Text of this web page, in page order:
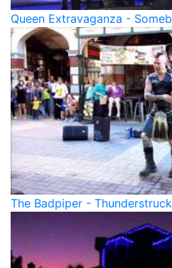
Queen Extravaganza -
The Badpiper - Thunderstruck